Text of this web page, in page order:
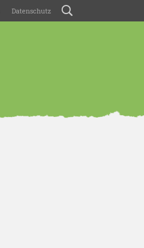
Datenschutz